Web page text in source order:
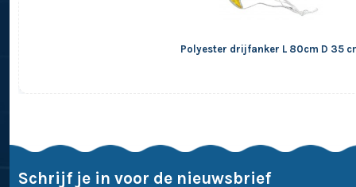
Polyester drijfanker L 80cm D 35
Schrijf je in voor de nieuwsbrief